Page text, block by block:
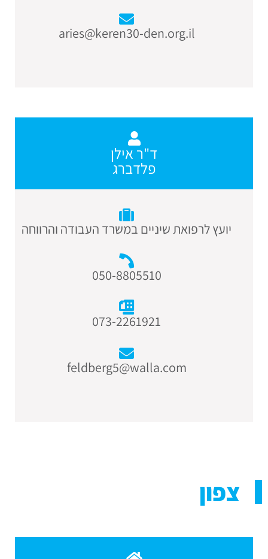
aries@keren30-den.org.il
ד"ר אילן
פלדברג
יועץ לרפואת שיניים במשרד העבודה והרווחה
050-8805510
073-2261921
feldberg5@walla.com
צפון